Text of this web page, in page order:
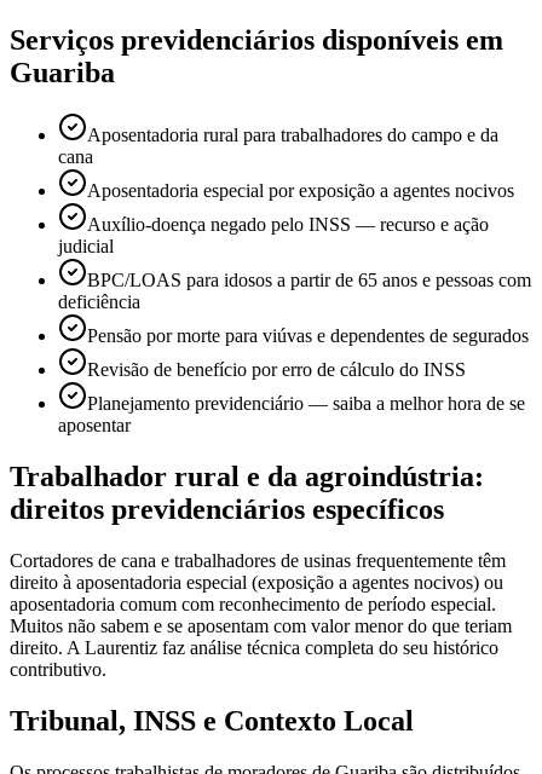
Serviços previdenciários disponíveis em
Guariba
Aposentadoria rural para trabalhadores do campo e da
cana
Aposentadoria especial por exposição a agentes nocivos
Auxílio-doença negado pelo INSS — recurso e ação
judicial
BPC/LOAS para idosos a partir de 65 anos e pessoas com
deficiência
Pensão por morte para viúvas e dependentes de segurados
Revisão de benefício por erro de cálculo do INSS
Planejamento previdenciário — saiba a melhor hora de se
aposentar
Trabalhador rural e da agroindústria:
direitos previdenciários específicos
Cortadores de cana e trabalhadores de usinas frequentemente têm
direito à aposentadoria especial (exposição a agentes nocivos) ou
aposentadoria comum com reconhecimento de período especial.
Muitos não sabem e se aposentam com valor menor do que teriam
direito. A Laurentiz faz análise técnica completa do seu histórico
contributivo.
Tribunal, INSS e Contexto Local